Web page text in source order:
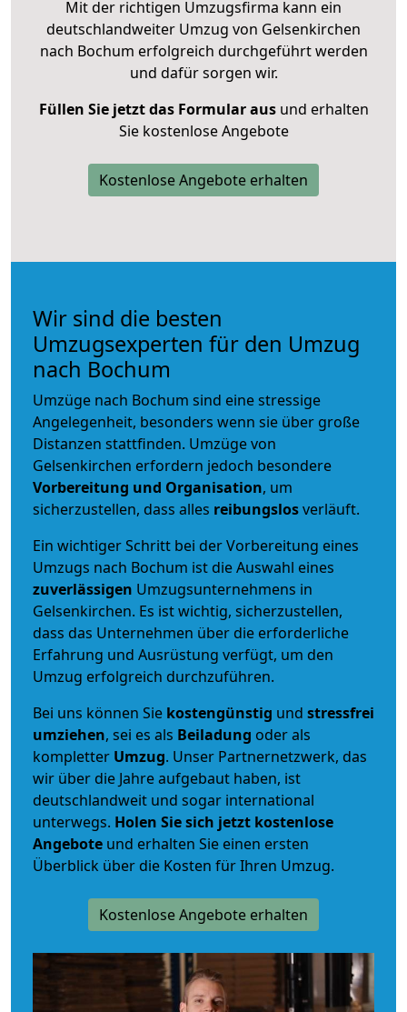
Mit der richtigen Umzugsfirma kann ein
deutschlandweiter Umzug von Gelsenkirchen
nach Bochum erfolgreich durchgeführt werden
und dafür sorgen wir.
Füllen Sie jetzt das Formular ausund erhalten
Sie kostenlose Angebote
Kostenlose Angebote erhalten
Wir sind die besten
Umzugsexperten für den Umzug
nach Bochum
Umzüge nach Bochum sind eine stressige
Angelegenheit, besonders wenn sie über große
Distanzen stattfinden. Umzüge von
Gelsenkirchen erfordern jedoch besondere
Vorbereitung und Organisation, um
sicherzustellen, dass alles reibungslosverläuft.
Ein wichtiger Schritt bei der Vorbereitung eines
Umzugs nach Bochum ist die Auswahl eines
zuverlässigen Umzugsunternehmens in
Gelsenkirchen. Es ist wichtig, sicherzustellen,
dass das Unternehmen über die erforderliche
Erfahrung und Ausrüstung verfügt, um den
Umzug erfolgreich durchzuführen.
Bei uns können Sie kostengünstig und stressfrei
umziehen, sei es als Beiladung oder als
kompletter Umzug. Unser Partnernetzwerk, das
wir über die Jahre aufgebaut haben, ist
deutschlandweit und sogar international
unterwegs. Holen Sie sich jetzt kostenlose
Angebote und erhalten Sie einen ersten
Überblick über die Kosten für Ihren Umzug.
Kostenlose Angebote erhalten